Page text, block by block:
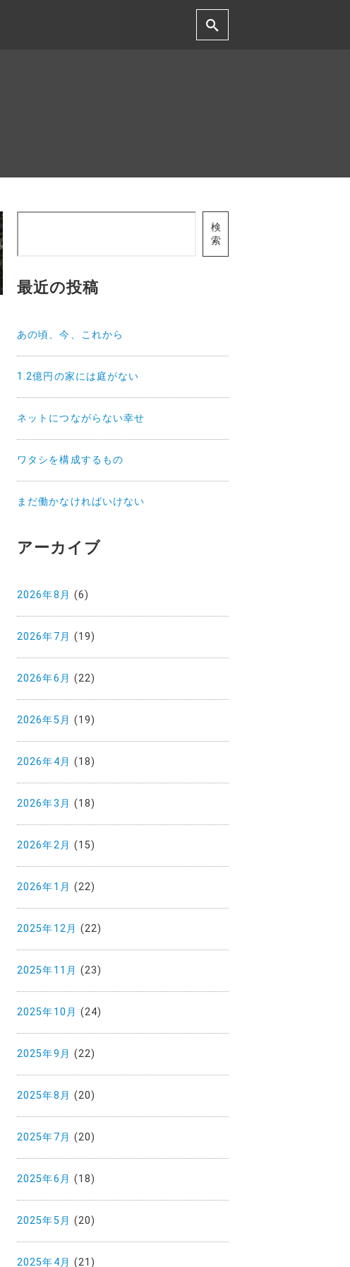
検
索
最近の投稿
あの頃、今、これから
1.2億円の家には庭がない
ネットにつながらない幸せ
ワタシを構成するもの
まだ働かなければいけない
アーカイブ
2026年8月 (6)
2026年7月 (19)
2026年6月 (22)
2026年5月 (19)
2026年4月 (18)
2026年3月 (18)
2026年2月 (15)
2026年1月 (22)
2025年12月 (22)
2025年11月 (23)
2025年10月 (24)
2025年9月 (22)
2025年8月 (20)
2025年7月 (20)
2025年6月 (18)
2025年5月 (20)
2025年4月 (21)